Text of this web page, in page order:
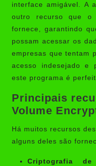
interface amigável. A
outro recurso que o
fornece, garantindo
possam acessar os
empresas que tentam
acesso indesejado e
este programa é
Principais
Volume
Há muitos recursos
alguns deles são
Criptografia